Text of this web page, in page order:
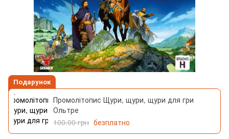
Подарунок
Промолітопис Щури, щури, щури для гри
Ольтре
100.00 грн безплатно